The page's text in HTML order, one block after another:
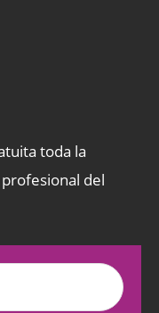
toda la
del